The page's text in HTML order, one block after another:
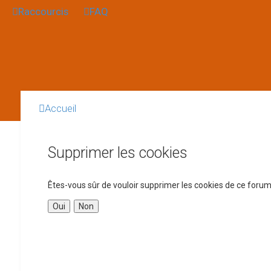
Raccourcis FAQ
Accueil
Supprimer les cookies
Êtes-vous sûr de vouloir supprimer les cookies de ce